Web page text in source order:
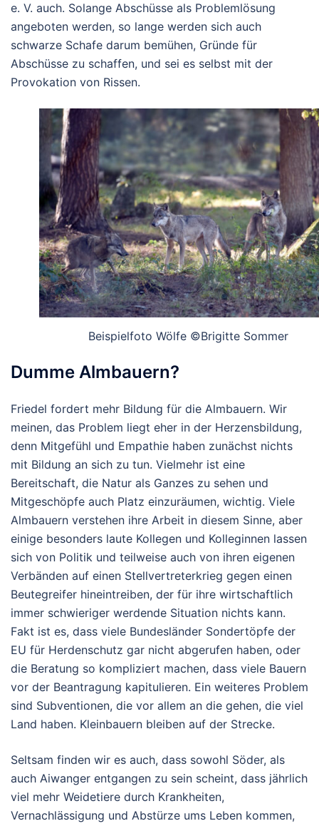
e. V. auch. Solange Abschüsse als Problemlösung
angeboten werden, so lange werden sich auch
schwarze Schafe darum bemühen, Gründe für
Abschüsse zu schaffen, und sei es selbst mit der
Provokation von Rissen.
Beispielfoto Wölfe ©Brigitte Sommer
Dumme Almbauern?
Friedel fordert mehr Bildung für die Almbauern. Wir
meinen, das Problem liegt eher in der Herzensbildung,
denn Mitgefühl und Empathie haben zunächst nichts
mit Bildung an sich zu tun. Vielmehr ist eine
Bereitschaft, die Natur als Ganzes zu sehen und
Mitgeschöpfe auch Platz einzuräumen, wichtig. Viele
Almbauern verstehen ihre Arbeit in diesem Sinne, aber
einige besonders laute Kollegen und Kolleginnen lassen
sich von Politik und teilweise auch von ihren eigenen
Verbänden auf einen Stellvertreterkrieg gegen einen
Beutegreifer hineintreiben, der für ihre wirtschaftlich
immer schwieriger werdende Situation nichts kann.
Fakt ist es, dass viele Bundesländer Sondertöpfe der
EU für Herdenschutz gar nicht abgerufen haben, oder
die Beratung so kompliziert machen, dass viele Bauern
vor der Beantragung kapitulieren. Ein weiteres Problem
sind Subventionen, die vor allem an die gehen, die viel
Land haben. Kleinbauern bleiben auf der Strecke.
Seltsam finden wir es auch, dass sowohl Söder, als
auch Aiwanger entgangen zu sein scheint, dass jährlich
viel mehr Weidetiere durch Krankheiten,
Vernachlässigung und Abstürze ums Leben kommen,